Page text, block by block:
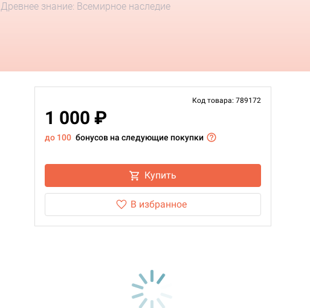
Древнее знание: Всемирное наследие
Код товара: 789172
1 000 ₽
до 100 бонусов на следующие покупки
Купить
В избранное